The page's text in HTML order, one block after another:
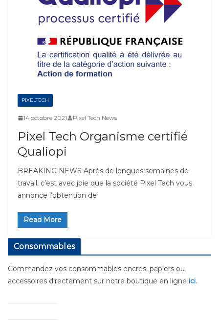
PIXELTECH
14 octobre 2021 Pixel Tech News
Pixel Tech Organisme certifié
Qualiopi
BREAKING NEWS Après de longues semaines de
travail, c’est avec joie que la société Pixel Tech vous
annonce l’obtention de
Read More
Consommables
Commandez vos consommables encres, papiers ou
accessoires directement sur notre boutique en ligne ici.